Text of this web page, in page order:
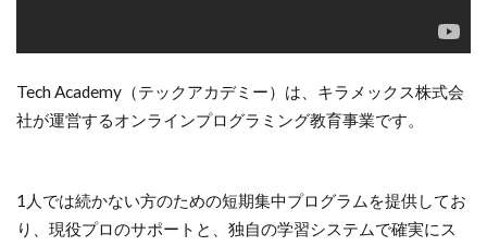
Tech Academy（テックアカデミー）は、キラメックス株式会
社が運営するオンラインプログラミング教育事業です。
1人では続かない方のための短期集中プログラムを提供してお
り、現役プロのサポートと、独自の学習システムで確実にス